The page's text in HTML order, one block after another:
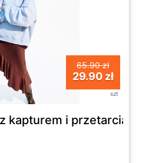
65.90 zł
29.90 zł
szt
kapturem i przetarciami